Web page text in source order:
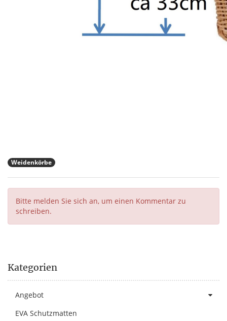
Weidenkörbe
Bitte melden Sie sich an, um einen Kommentar zu
schreiben.
Kategorien
Angebot
EVA Schutzmatten